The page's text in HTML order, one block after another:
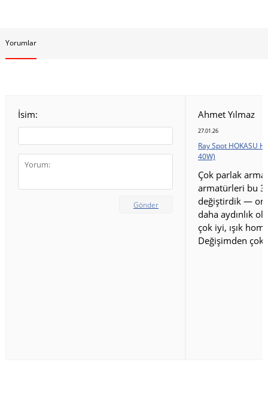
Yorumlar
İsim:
Gönder
Ahmet Yılmaz
27.01.26
Ray Spot HOKASU
40W)
Çok parlak
armatürleri bu
değiştirdik —
daha aydınlık
çok iyi, ışık
Değişimden çok